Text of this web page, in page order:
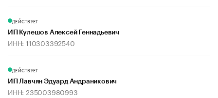
ДЕЙСТВУЕТ
ИП Кулешов Алексей Геннадьевич
ИНН: 110303392540
ДЕЙСТВУЕТ
ИП Лавчян Эдуард Андраникович
ИНН: 235003980993